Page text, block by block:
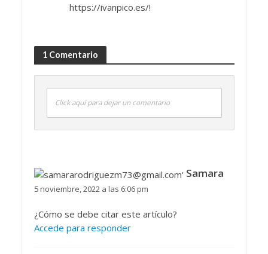
https://ivanpico.es/!
1 Comentario
Click aquí para dejar un comentario
Samara
5 noviembre, 2022 a las 6:06 pm
¿Cómo se debe citar este artículo?
Accede para responder